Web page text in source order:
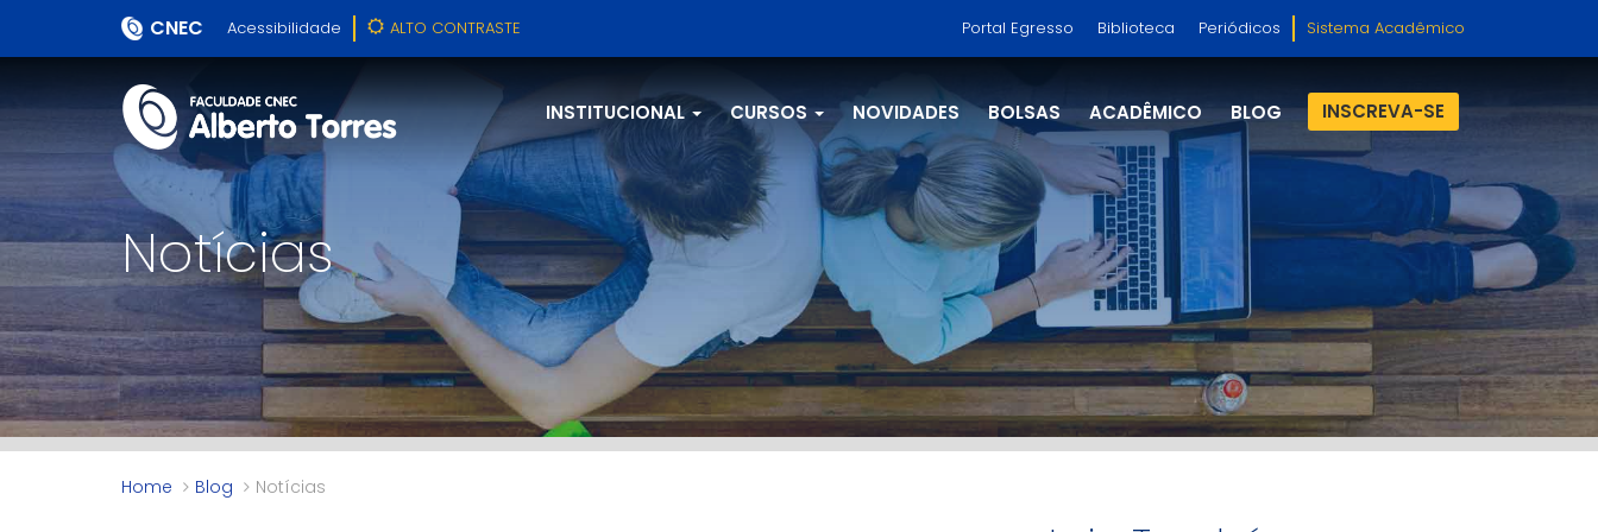
CNEC Acessibilidade ALTO CONTRASTE Portal Egresso Biblioteca Periódicos Sistema Acadêmico
INSTITUCIONAL CURSOS NOVIDADES BOLSAS ACADÊMICO BLOG INSCREVA-SE
Notícias
Home Blog Notícias